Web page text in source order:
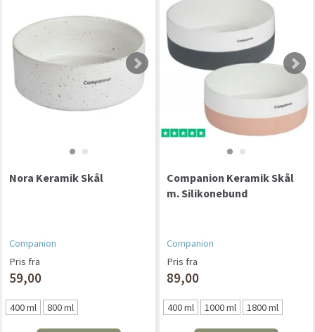
Nora Keramik Skål
Companion
Pris fra
59,00
400 ml 800 ml
Companion Keramik Skål
m. Silikonebund
Companion
Pris fra
89,00
400 ml 1000 ml 1800 ml